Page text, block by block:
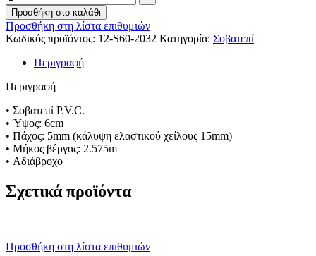
Προσθήκη στο καλάθι
Προσθήκη στη λίστα επιθυμιών
Κωδικός προϊόντος: 12-S60-2032 Κατηγορία: Σοβατεπί
Περιγραφή
Περιγραφή
• Σοβατεπί P.V.C.
• Ύψος: 6cm
• Πάχος: 5mm (κάλυψη ελαστικού χείλους 15mm)
• Μήκος βέργας: 2.575m
• Αδιάβροχο
Σχετικά προϊόντα
Προσθήκη στη λίστα επιθυμιών